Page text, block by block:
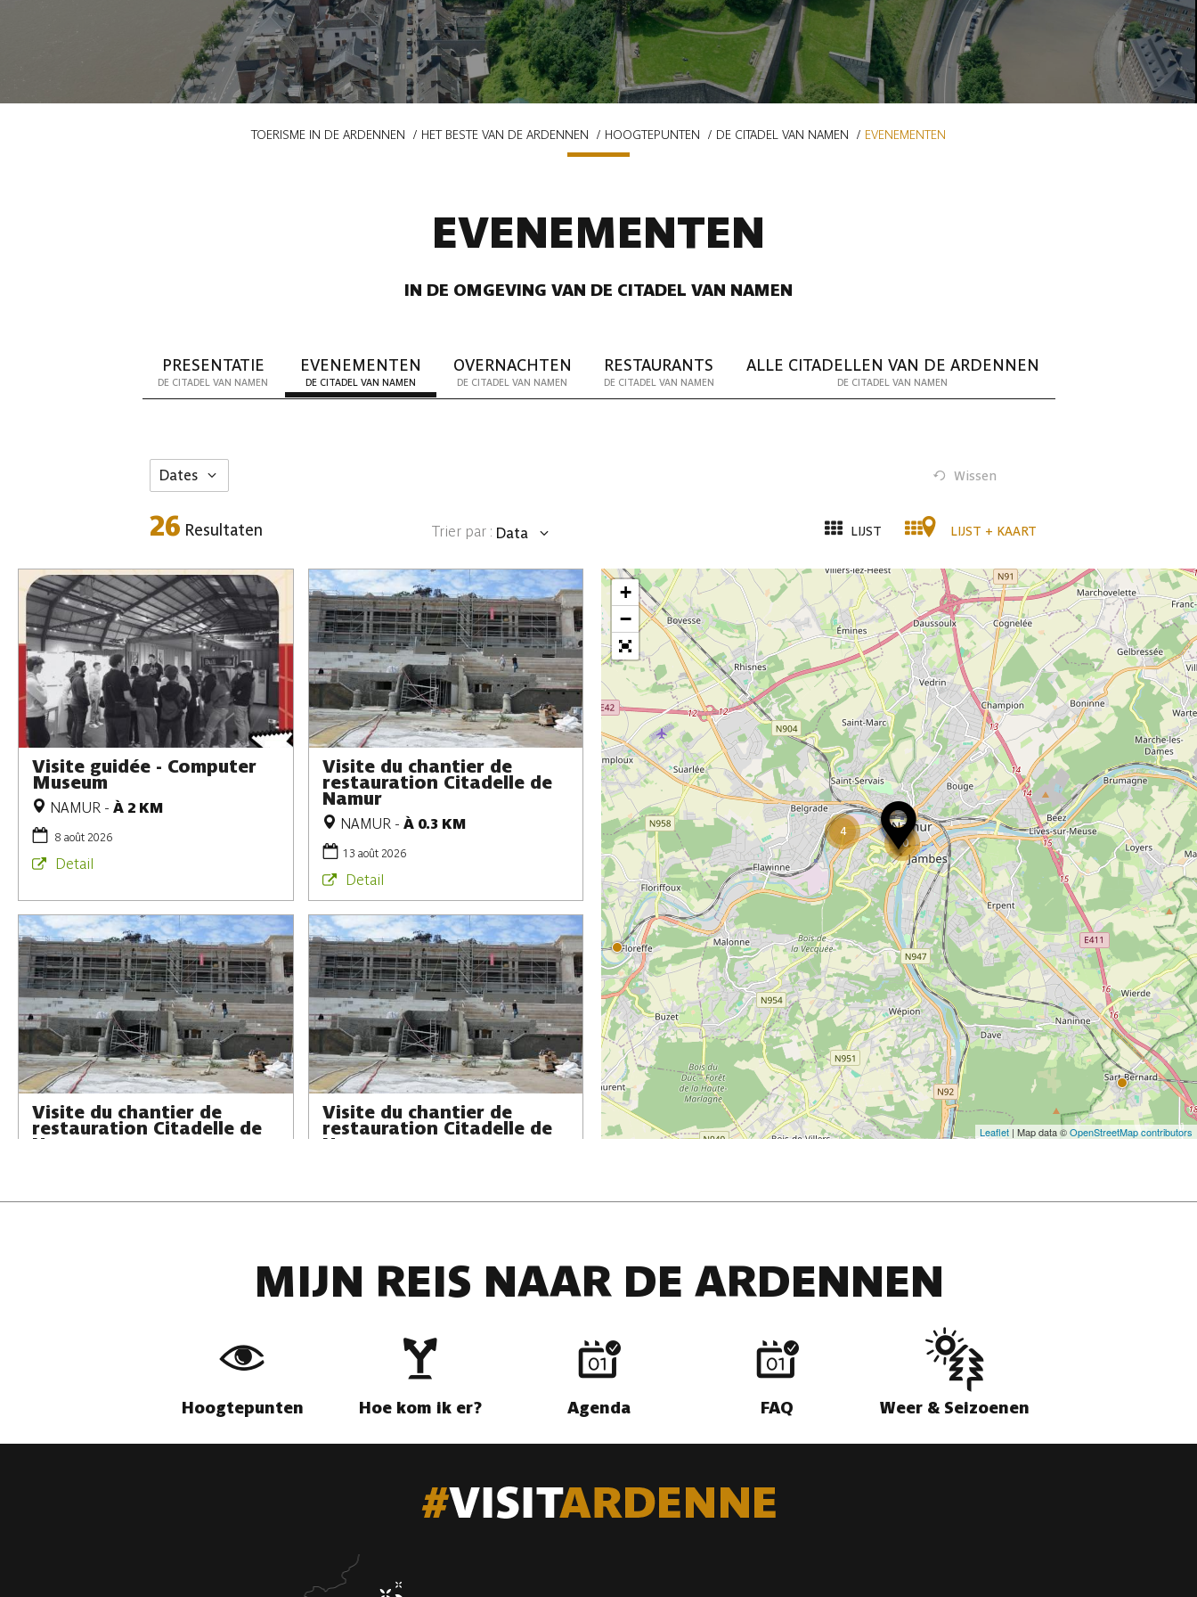
TOERISME IN DE ARDENNEN HET BESTE VAN DE ARDENNEN HOOGTEPUNTEN DE CITADEL VAN NAMEN EVENEMENTEN
EVENEMENTEN
IN DE OMGEVING VAN DE CITADEL VAN NAMEN
PRESENTATIE
DE CITADEL VAN NAMEN
EVENEMENTEN
DE CITADEL VAN NAMEN
OVERNACHTEN
DE CITADEL VAN NAMEN
RESTAURANTS
DE CITADEL VAN NAMEN
ALLE CITADELLEN VAN DE ARDENNEN
DE CITADEL VAN NAMEN
Dates Wissen
26Resultaten Trier par : Data
LIJST LIJST + KAART
Visite guidée - Computer
Museum
NAMUR - À 2 KM
8 août 2026
Detail
Visite du chantier de
restauration Citadelle de
Namur
NAMUR- À 0.3 KM
13 août 2026
Detail
Visite du chantier de
restauration Citadelle de
Namur
20 août 2026
Visite du chantier de
restauration Citadelle de
Namur
22 août 2026
À 1 KM
Detail
4
20
+
−
Leaflet | Map data ©OpenStreetMap contributors
MIJN REIS NAAR DE ARDENNEN
Hoogtepunten Hoe kom ik er? Agenda FAQ Weer & Seizoenen